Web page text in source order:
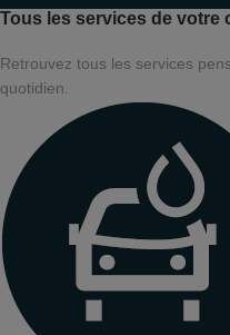
Tous les services de votre
Retrouvez tous les services
quotidien.